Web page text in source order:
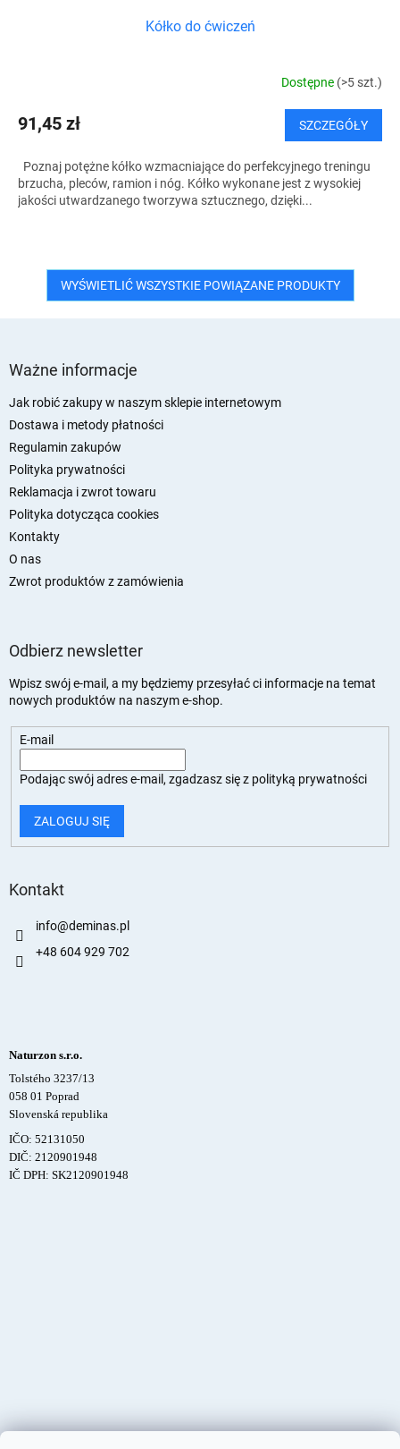
Kółko do ćwiczeń
Dostępne (>5 szt.)
91,45 zł SZCZEGÓŁY
Poznaj potężne kółko wzmacniające do perfekcyjnego treningu
brzucha, pleców, ramion i nóg. Kółko wykonane jest z wysokiej
jakości utwardzanego tworzywa sztucznego, dzięki...
WYŚWIETLIĆ WSZYSTKIE POWIĄZANE PRODUKTY
Ważne informacje
Jak robić zakupy w naszym sklepie internetowym
Dostawa i metody płatności
Regulamin zakupów
Polityka prywatności
Reklamacja i zwrot towaru
Polityka dotycząca cookies
Kontakty
O nas
Zwrot produktów z zamówienia
Odbierz newsletter
Wpisz swój e-mail, a my będziemy przesyłać ci informacje na temat
nowych produktów na naszym e-shop.
E-mail
Podając swój adres e-mail, zgadzasz się z polityką prywatności
ZALOGUJ SIĘ
Kontakt
info@deminas.pl
+48 604 929 702
Naturzon s.r.o.
Tolstého 3237/13
058 01 Poprad
Slovenská republika
IČO: 52131050
DIČ: 2120901948
IČ DPH: SK2120901948